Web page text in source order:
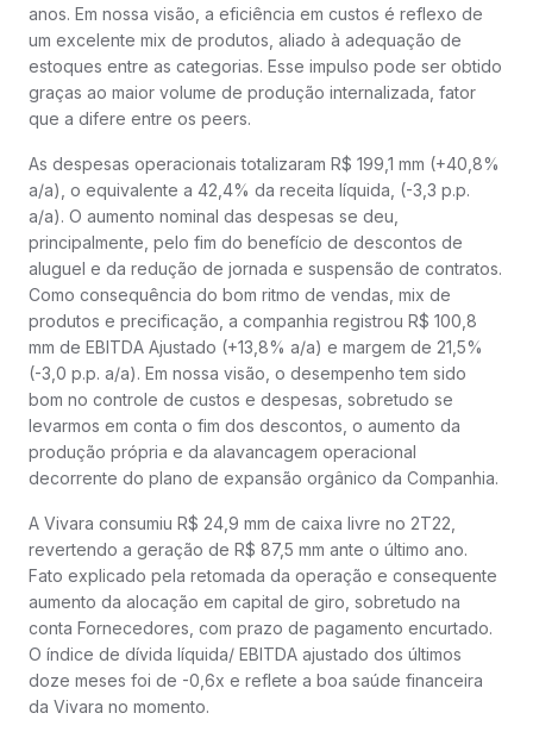
anos. Em nossa visão, a eficiência em custos é reflexo de
um excelente mix de produtos, aliado à adequação de
estoques entre as categorias. Esse impulso pode ser obtido
graças ao maior volume de produção internalizada, fator
que a difere entre os peers.
As despesas operacionais totalizaram R$ 199,1 mm (+40,8%
a/a), o equivalente a 42,4% da receita líquida, (-3,3 p.p.
a/a). O aumento nominal das despesas se deu,
principalmente, pelo fim do benefício de descontos de
aluguel e da redução de jornada e suspensão de contratos.
Como consequência do bom ritmo de vendas, mix de
produtos e precificação, a companhia registrou R$ 100,8
mm de EBITDA Ajustado (+13,8% a/a) e margem de 21,5%
(-3,0 p.p. a/a). Em nossa visão, o desempenho tem sido
bom no controle de custos e despesas, sobretudo se
levarmos em conta o fim dos descontos, o aumento da
produção própria e da alavancagem operacional
decorrente do plano de expansão orgânico da Companhia.
A Vivara consumiu R$ 24,9 mm de caixa livre no 2T22,
revertendo a geração de R$ 87,5 mm ante o último ano.
Fato explicado pela retomada da operação e consequente
aumento da alocação em capital de giro, sobretudo na
conta Fornecedores, com prazo de pagamento encurtado.
O índice de dívida líquida/ EBITDA ajustado dos últimos
doze meses foi de -0,6x e reflete a boa saúde financeira
da Vivara no momento.